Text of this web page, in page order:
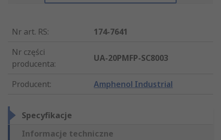
Nr art. RS:
174-7641
Nr części
producenta:
UA-20PMFP-SC8003
Producent: Amphenol Industrial
Specyfikacje
Informacje techniczne